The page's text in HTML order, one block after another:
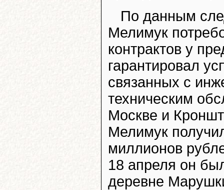
По данным
Мелимук
контрактов у
гарантировал
связанных с
техническим
Москве и
Мелимук
миллионов
18 апреля он
деревне